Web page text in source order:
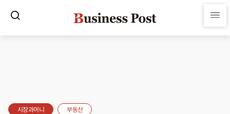
시장과머니 부동산